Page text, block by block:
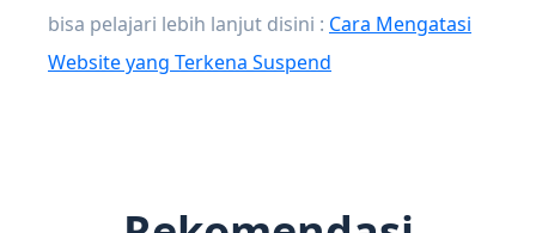
bisa pelajari lebih lanjut disini : Cara Mengatasi
Website yang Terkena Suspend